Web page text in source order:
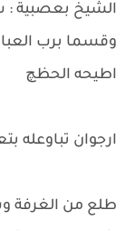
الشيخ بعصبية :
وقسما برب
اطيحه الحظچ
ارجوان تباوعله
طلع من الغرفة